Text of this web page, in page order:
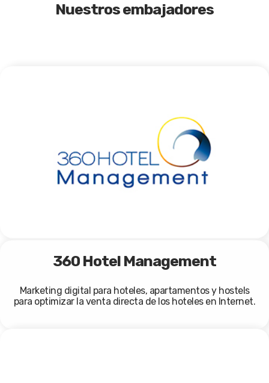
Nuestros embajadores
360 Hotel Management
Marketing digital para hoteles, apartamentos y hostels
para optimizar la venta directa de los hoteles en Internet.